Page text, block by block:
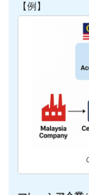
【例】